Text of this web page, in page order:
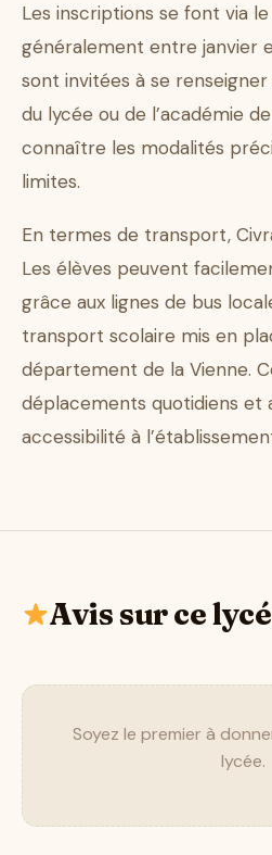
Les inscriptions se font via
généralement entre janvier
sont invitées à se
du lycée ou de l’académie
connaître les modalités
limites.
En termes de transport,
Les élèves peuvent
grâce aux lignes de bus
transport scolaire mis en
département de la Vienne.
déplacements quotidiens et
accessibilité à
Avis sur ce
Soyez le premier à
lycée.